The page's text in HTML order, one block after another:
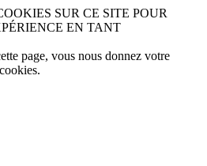
SUR CE SITE POUR
EN TANT
page, vous nous donnez votre